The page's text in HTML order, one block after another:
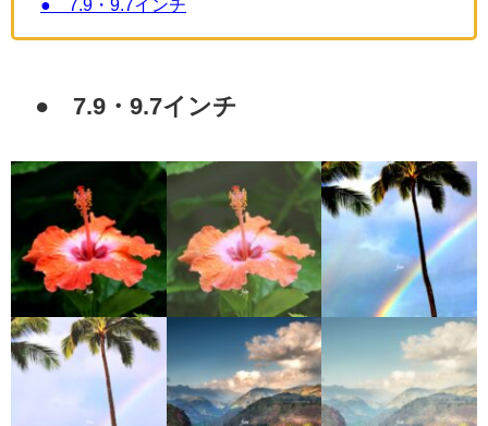
● 7.9・9.7インチ
● 7.9・9.7インチ